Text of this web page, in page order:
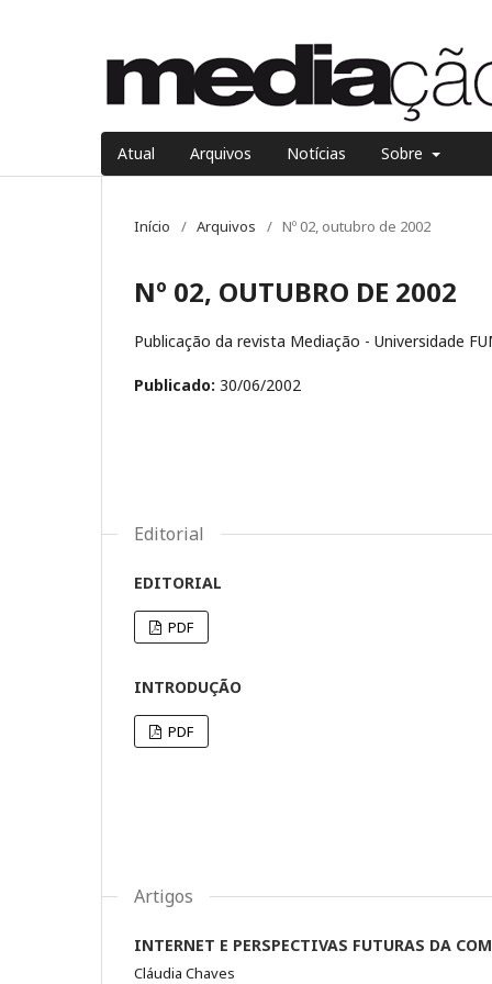
Atual Arquivos Notícias Sobre
Início / Arquivos / Nº 02, outubro de 2002
Nº 02, OUTUBRO DE 2002
Publicação da revista Mediação - Universidade
Publicado: 30/06/2002
Editorial
EDITORIAL
PDF
INTRODUÇÃO
PDF
Artigos
INTERNET E PERSPECTIVAS FUTURAS DA
Cláudia Chaves